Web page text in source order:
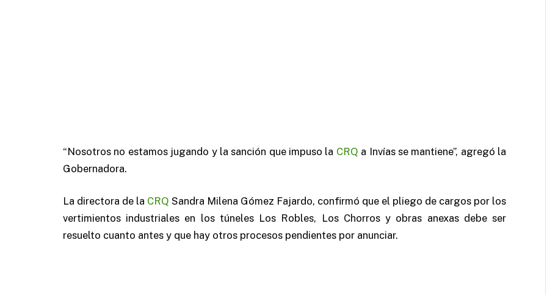
“Nosotros no estamos jugando y la sanción que impuso la CRQ a Invías se mantiene”, agregó la
Gobernadora.
La directora de la CRQ Sandra Milena Gómez Fajardo, confirmó que el pliego de cargos por los
vertimientos industriales en los túneles Los Robles, Los Chorros y obras anexas debe ser
resuelto cuanto antes y que hay otros procesos pendientes por anunciar.